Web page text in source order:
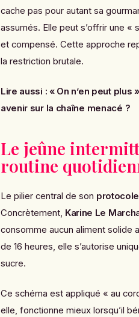
cache pas pour autant sa
assumés. Elle peut s’offrir une
et compensé. Cette approche
la restriction brutale.
Lire aussi : « On n’en peut plus
avenir sur la chaîne menacé ?
Le jeûne
routine
Le pilier central de son
Concrètement, Karine Le
consomme aucun aliment solide
de 16 heures, elle s’autorise
sucre.
Ce schéma est appliqué « au
elle, fonctionne mieux lorsqu’il